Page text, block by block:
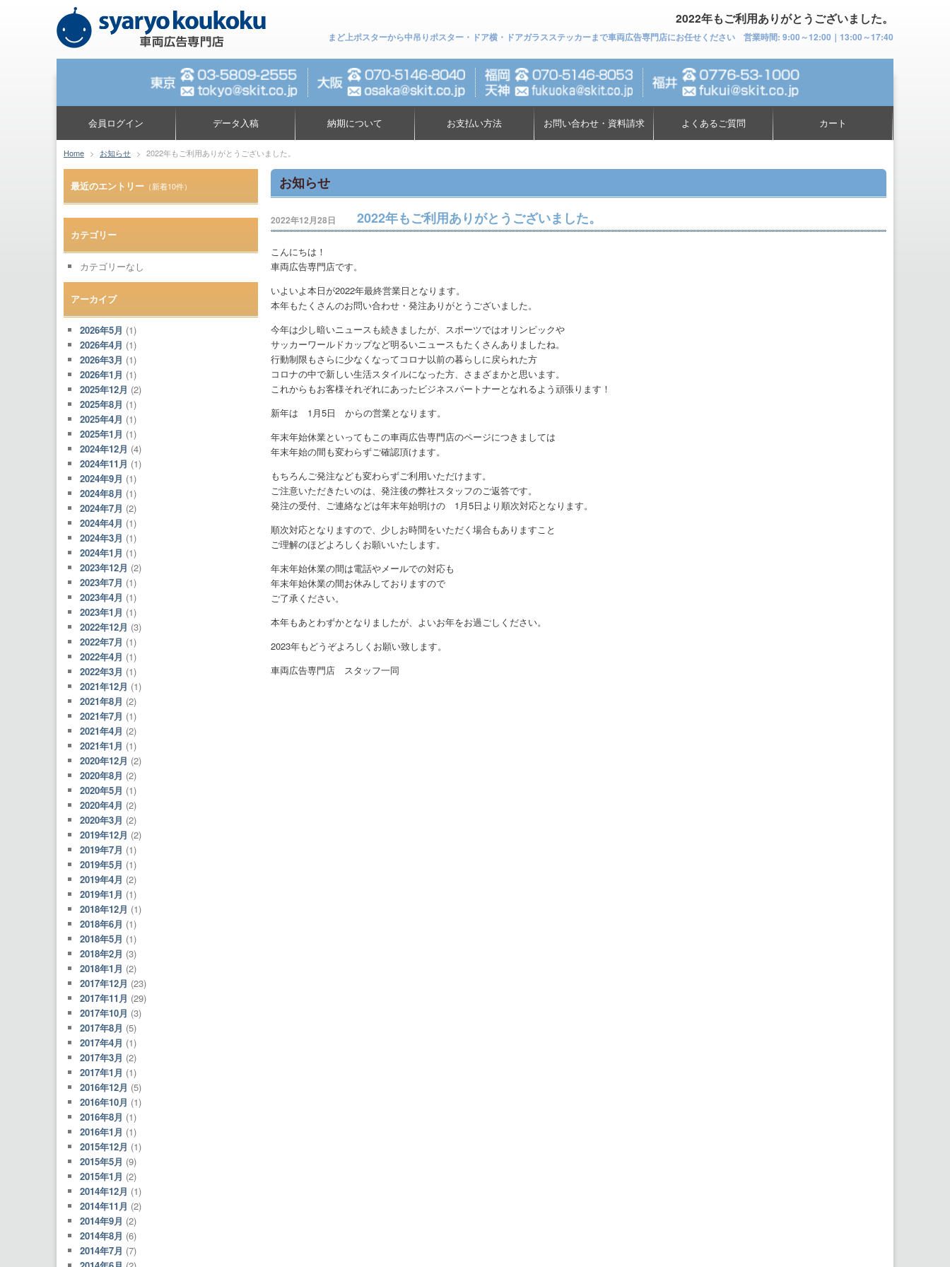
2022年もご利用ありがとうございました。
まど上ポスターから中吊りポスター・ドア横・ドアガラスステッカーまで車両広告専門店にお任せください 営業時間: 9:00～12:00｜13:00～17:40
会員ログイン データ入稿 納期について お支払い方法 お問い合わせ・資料請求 よくあるご質問 カート
Home > お知らせ > 2022年もご利用ありがとうございました。
お知らせ
2022年もご利用ありがとうございました。
2022年12月28日
こんにちは！
車両広告専門店です。
いよいよ本日が2022年最終営業日となります。
本年もたくさんのお問い合わせ・発注ありがとうございました。
今年は少し暗いニュースも続きましたが、スポーツではオリンピックや
サッカーワールドカップなど明るいニュースもたくさんありましたね。
行動制限もさらに少なくなってコロナ以前の暮らしに戻られた方
コロナの中で新しい生活スタイルになった方、さまざまかと思います。
これからもお客様それぞれにあったビジネスパートナーとなれるよう頑張ります！
新年は 1月5日 からの営業となります。
年末年始休業といってもこの車両広告専門店のページにつきましては
年末年始の間も変わらずご確認頂けます。
もちろんご発注なども変わらずご利用いただけます。
ご注意いただきたいのは、発注後の弊社スタッフのご返答です。
発注の受付、ご連絡などは年末年始明けの 1月5日より順次対応となります。
順次対応となりますので、少しお時間をいただく場合もありますこと
ご理解のほどよろしくお願いいたします。
年末年始休業の間は電話やメールでの対応も
年末年始休業の間お休みしておりますので
ご了承ください。
本年もあとわずかとなりましたが、よいお年をお過ごしください。
2023年もどうぞよろしくお願い致します。
車両広告専門店 スタッフ一同
最近のエントリー （新着10件）
カテゴリー
カテゴリーなし
アーカイブ
2026年5月 (1)
2026年4月 (1)
2026年3月 (1)
2026年1月 (1)
2025年12月 (2)
2025年8月 (1)
2025年4月 (1)
2025年1月 (1)
2024年12月 (4)
2024年11月 (1)
2024年9月 (1)
2024年8月 (1)
2024年7月 (2)
2024年4月 (1)
2024年3月 (1)
2024年1月 (1)
2023年12月 (2)
2023年7月 (1)
2023年4月 (1)
2023年1月 (1)
2022年12月 (3)
2022年7月 (1)
2022年4月 (1)
2022年3月 (1)
2021年12月 (1)
2021年8月 (2)
2021年7月 (1)
2021年4月 (2)
2021年1月 (1)
2020年12月 (2)
2020年8月 (2)
2020年5月 (1)
2020年4月 (2)
2020年3月 (2)
2019年12月 (2)
2019年7月 (1)
2019年5月 (1)
2019年4月 (2)
2019年1月 (1)
2018年12月 (1)
2018年6月 (1)
2018年5月 (1)
2018年2月 (3)
2018年1月 (2)
2017年12月 (23)
2017年11月 (29)
2017年10月 (3)
2017年8月 (5)
2017年4月 (1)
2017年3月 (2)
2017年1月 (1)
2016年12月 (5)
2016年10月 (1)
2016年8月 (1)
2016年1月 (1)
2015年12月 (1)
2015年5月 (9)
2015年1月 (2)
2014年12月 (1)
2014年11月 (2)
2014年9月 (2)
2014年8月 (6)
2014年7月 (7)